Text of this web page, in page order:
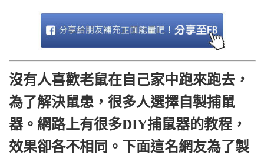
沒有人喜歡老鼠在自己家中跑來跑去，
為了解決鼠患，很多人選擇自製捕鼠
器。網路上有很多DIY捕鼠器的教程，
效果卻各不相同。下面這名網友為了製